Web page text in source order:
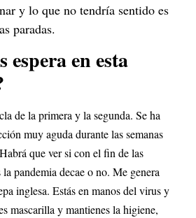
y lo que no tendría sentido es
paradas.
espera en esta
de la primera y la segunda. Se ha
muy aguda durante las semanas
que ver si con el fin de las
pandemia decae o no. Me genera
inglesa. Estás en manos del virus y
mascarilla y mantienes la higiene,